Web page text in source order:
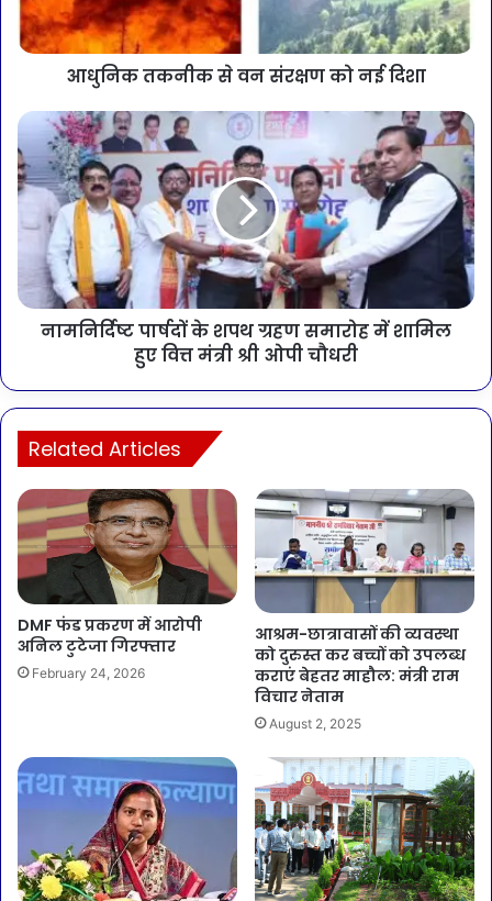
आधुनिक तकनीक से वन संरक्षण को नई दिशा
नामनिर्दिष्ट पार्षदों के शपथ ग्रहण समारोह में शामिल
हुए वित्त मंत्री श्री ओपी चौधरी
Related Articles
DMF फंड प्रकरण में आरोपी
अनिल टुटेजा गिरफ्तार
February 24, 2026
आश्रम-छात्रावासों की व्यवस्था
को दुरुस्त कर बच्चों को उपलब्ध
कराएं बेहतर माहौल: मंत्री राम
विचार नेताम
August 2, 2025